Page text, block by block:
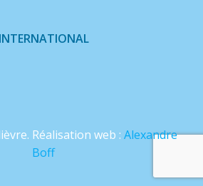
INTERNATIONAL
Réalisation web : Alexandre
Boff